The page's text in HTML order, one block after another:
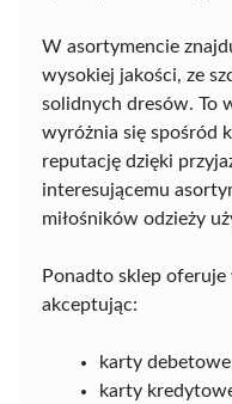
W asortymencie
wysokiej jakości, ze
solidnych dresów. To
wyróżnia się spośród
reputację dzięki
interesującemu
miłośników odzieży
Ponadto sklep
akceptując:
karty
karty